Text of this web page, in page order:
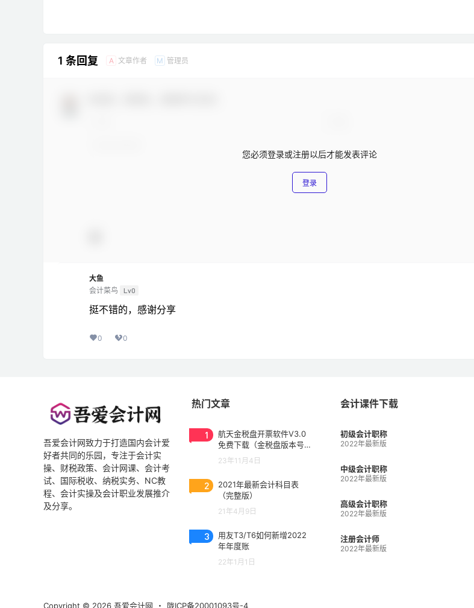
1 条回复 A 文章作者 M 管理员
您必须登录或注册以后才能发表评论
登录
大鱼
会计菜鸟
Lv0
挺不错的，感谢分享
0 0
吾爱会计网致力于打造国内会计爱
好者共同的乐园，专注于会计实
操、财税政策、会计网课、会计考
试、国际税收、纳税实务、NC教
程、会计实操及会计职业发展推介
及分享。
热门文章
1
航天金税盘开票软件V3.0
免费下载（金税盘版本号V
3.0.20230531）
23年11月4日
2
2021年最新会计科目表
（完整版）
21年4月9日
3
用友T3/T6如何新增2022
年年度账
22年1月1日
会计课件下载
初级会计职称
2022年最新版
中级会计职称
2022年最新版
高级会计职称
2022年最新版
注册会计师
2022年最新版
Copyright © 2026 吾爱会计网 ・ 陇ICP备20001093号-4